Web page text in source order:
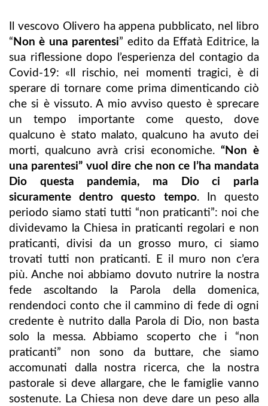
Il vescovo Olivero ha appena pubblicato, nel libro
“ Non è una parentesi” edito da Effatà Editrice, la
sua riflessione dopo l’esperienza del contagio da
Covid-19: «Il rischio, nei momenti tragici, è di
sperare di tornare come prima dimenticando ciò
che si è vissuto. A mio avviso questo è sprecare
un tempo importante come questo, dove
qualcuno è stato malato, qualcuno ha avuto dei
morti, qualcuno avrà crisi economiche. “Non è
una parentesi” vuol dire che non ce l’ha mandata
Dio questa pandemia, ma Dio ci parla
sicuramente dentro questo tempo. In questo
periodo siamo stati tutti “non praticanti”: noi che
dividevamo la Chiesa in praticanti regolari e non
praticanti, divisi da un grosso muro, ci siamo
trovati tutti non praticanti. E il muro non c’era
più. Anche noi abbiamo dovuto nutrire la nostra
fede ascoltando la Parola della domenica,
rendendoci conto che il cammino di fede di ogni
credente è nutrito dalla Parola di Dio, non basta
solo la messa. Abbiamo scoperto che i “non
praticanti” non sono da buttare, che siamo
accomunati dalla nostra ricerca, che la nostra
pastorale si deve allargare, che le famiglie vanno
sostenute. La Chiesa non deve dare un peso alla